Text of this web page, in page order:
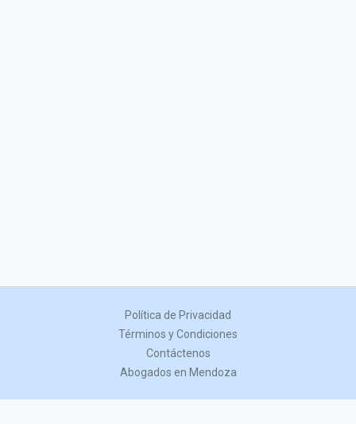
Política de Privacidad
Términos y Condiciones
Contáctenos
Abogados en Mendoza